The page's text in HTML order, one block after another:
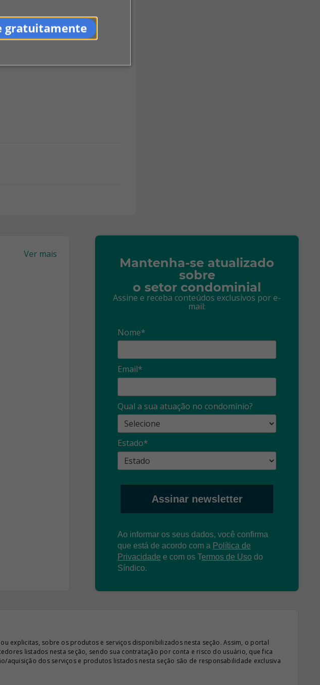
gratuitamente
Ver mais
Mantenha-se atualizado
sobre
o setor condominial
Assine e receba conteúdos exclusivos por e-
mail:
Nome*
Email*
Qual a sua atuação no condomínio?
Estado*
Assinar newsletter
Ao informar os seus dados, você confirma
que está de acordo com a Política de
Privacidade e com os Termos de Uso do
Síndico.
explicitas, sobre os produtos e serviços disponibilizados nesta seção. Assim, o portal
listados nesta seção, sendo sua contratação por conta e risco do usuário, que fica
dos serviços e produtos listados nesta seção são de responsabilidade exclusiva